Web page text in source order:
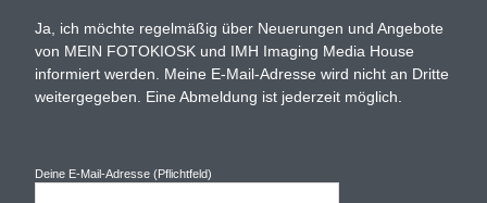
Ja, ich möchte regelmäßig über Neuerungen und Angebote
von MEIN FOTOKIOSK und IMH Imaging Media House
informiert werden. Meine E-Mail-Adresse wird nicht an Dritte
weitergegeben. Eine Abmeldung ist jederzeit möglich.
Deine E-Mail-Adresse (Pflichtfeld)